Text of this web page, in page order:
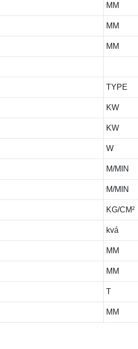
MM
MM
MM
TYPE
KW
KW
W
M/MIN
M/MIN
KG/CM²
kvá
MM
MM
T
MM